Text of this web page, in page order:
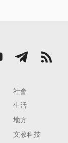
社會
生活
地方
文教科技